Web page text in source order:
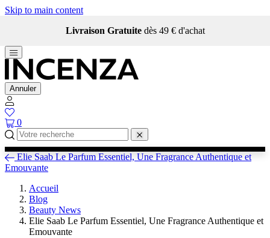
Skip to main content
Livraison Gratuite dès 49 € d'achat
Annuler
0
Elie Saab Le Parfum Essentiel, Une Fragrance Authentique et
Emouvante
Accueil
Blog
Beauty News
Elie Saab Le Parfum Essentiel, Une Fragrance Authentique et
Emouvante